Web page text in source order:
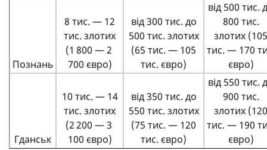
Познань
8 тис. — 12
тис. злотих
(1 800 — 2
700 євро)
від 300 тис. до
500 тис. злотих
(65 тис. — 105
тис. євро)
від 500 тис.
800 тис.
злотих (105
тис. — 170
євро)
Гданськ
10 тис. — 14
тис. злотих
(2 200 — 3
100 євро)
від 350 тис. до
550 тис. злотих
(75 тис. — 120
тис. євро)
від 550 тис.
900 тис.
злотих (120
тис. — 190
євро)